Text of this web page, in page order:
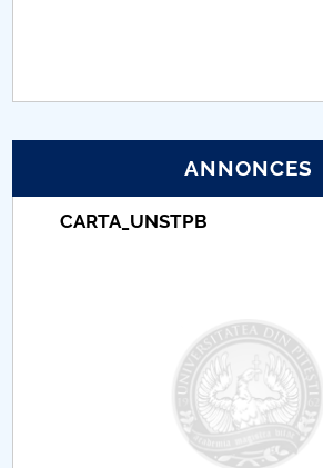
Proiect (PRIM STUD)
Comisie de etica unversitară
ANNONCES
CARTA_UNSTPB